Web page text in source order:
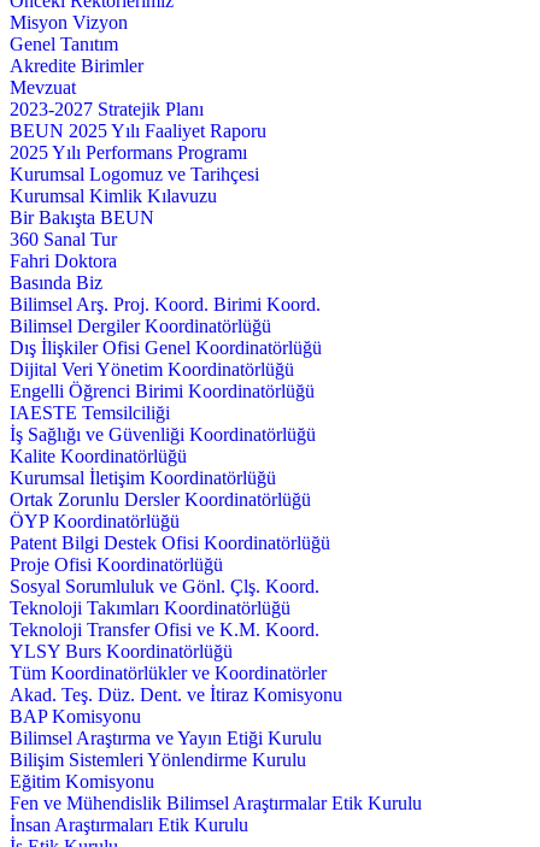
Misyon Vizyon
Genel Tanıtım
Akredite Birimler
Mevzuat
2023-2027 Stratejik Planı
BEUN 2025 Yılı Faaliyet Raporu
2025 Yılı Performans Programı
Kurumsal Logomuz ve Tarihçesi
Kurumsal Kimlik Kılavuzu
Bir Bakışta BEUN
360 Sanal Tur
Fahri Doktora
Basında Biz
Bilimsel Arş. Proj. Koord. Birimi Koord.
Bilimsel Dergiler Koordinatörlüğü
Dış İlişkiler Ofisi Genel Koordinatörlüğü
Dijital Veri Yönetim Koordinatörlüğü
Engelli Öğrenci Birimi Koordinatörlüğü
IAESTE Temsilciliği
İş Sağlığı ve Güvenliği Koordinatörlüğü
Kalite Koordinatörlüğü
Kurumsal İletişim Koordinatörlüğü
Ortak Zorunlu Dersler Koordinatörlüğü
ÖYP Koordinatörlüğü
Patent Bilgi Destek Ofisi Koordinatörlüğü
Proje Ofisi Koordinatörlüğü
Sosyal Sorumluluk ve Gönl. Çlş. Koord.
Teknoloji Takımları Koordinatörlüğü
Teknoloji Transfer Ofisi ve K.M. Koord.
YLSY Burs Koordinatörlüğü
Tüm Koordinatörlükler ve Koordinatörler
Akad. Teş. Düz. Dent. ve İtiraz Komisyonu
BAP Komisyonu
Bilimsel Araştırma ve Yayın Etiği Kurulu
Bilişim Sistemleri Yönlendirme Kurulu
Eğitim Komisyonu
Fen ve Mühendislik Bilimsel Araştırmalar Etik Kurulu
İnsan Araştırmaları Etik Kurulu